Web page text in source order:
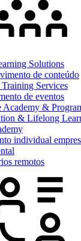
Solutions
de conteúdo
Services
de eventos
Academy &
& Lifelong
individual
remotos